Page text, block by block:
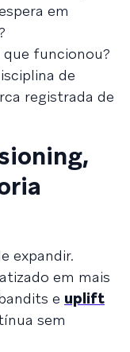
em
que funcionou?
de
registrada de
expandir.
em mais
e uplift
sem